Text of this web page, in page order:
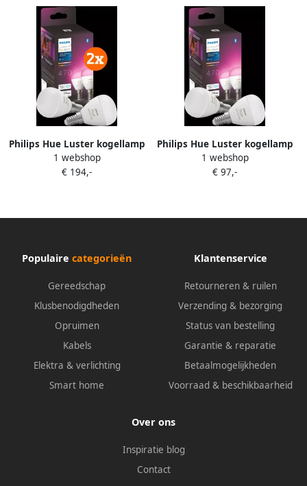
Philips Hue Luster kogellamp
White and Color E14 4-pack
1 webshop
€ 194,-
Philips Hue Luster kogellamp
White and Color E14 2-pack
1 webshop
€ 97,-
Populaire categorieën
Gereedschap
Klusbenodigdheden
Opruimen
Kabels
Elektra & verlichting
Smart home
Klantenservice
Retourneren & ruilen
Verzending & bezorging
Status van bestelling
Garantie & reparatie
Betaalmogelijkheden
Voorraad & beschikbaarheid
Over ons
Inspiratie blog
Contact